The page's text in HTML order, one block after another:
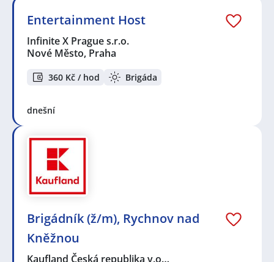
Entertainment Host
Infinite X Prague s.r.o.
Nové Město, Praha
360 Kč / hod Brigáda
dnešní
Brigádník (ž/m), Rychnov nad
Kněžnou
Kaufland Česká republika v.o…